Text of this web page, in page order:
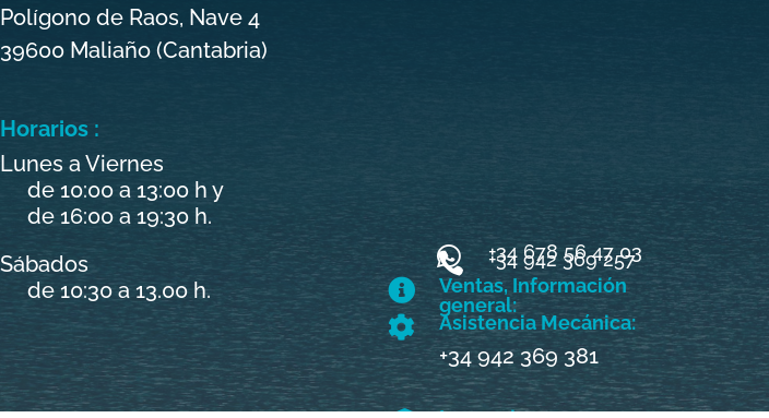
Polígono de Raos, Nave 4
39600 Maliaño (Cantabria)
Horarios :
Lunes a Viernes
de 10:00 a 13:00 h y
de 16:00 a 19:30 h.
Sábados
de 10:30 a 13.00 h.

Ventas, Información
general:
 +34 942 369 257
 +34 678 56 47 03
 Asistencia Mecánica:
+34 942 369 381